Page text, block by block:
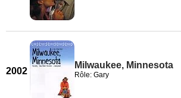
2002
Milwaukee, Minnesota
Rôle: Gary